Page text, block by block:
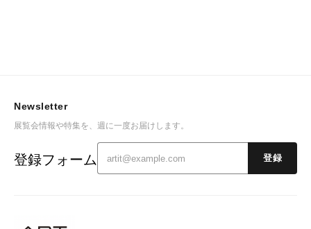
Newsletter
展覧会情報や特集を、週に一度お届けします。
登録フォーム 登録